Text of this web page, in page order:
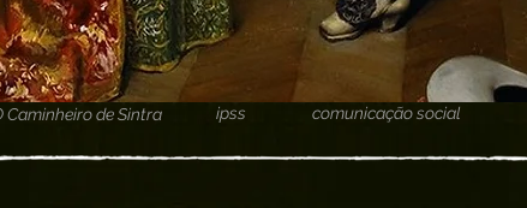
Caminheiro de Sintra ipss comunicação social